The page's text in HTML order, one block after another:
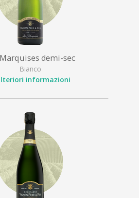
demi-sec
Bianco
informazioni